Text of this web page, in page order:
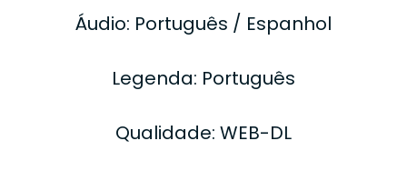
Áudio: Português / Espanhol
Legenda: Português
Qualidade: WEB-DL